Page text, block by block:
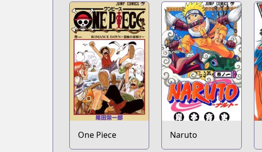
One Piece Naruto